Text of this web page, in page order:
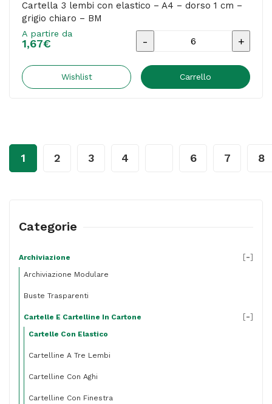
Cartella 3 lembi con elastico – A4 – dorso 1 cm –
grigio chiaro – BM
A partire da
1,67€
Cartella
lembi
BM
Wishlist Carrello
1 2 3 4 6 7 8
Categorie
Archiviazione
Archiviazione Modulare
Buste Trasparenti
Cartelle E Cartelline In Cartone
Cartelle Con Elastico
Cartelline A Tre Lembi
Cartelline Con Aghi
Cartelline Con Finestra
[-]
[-]